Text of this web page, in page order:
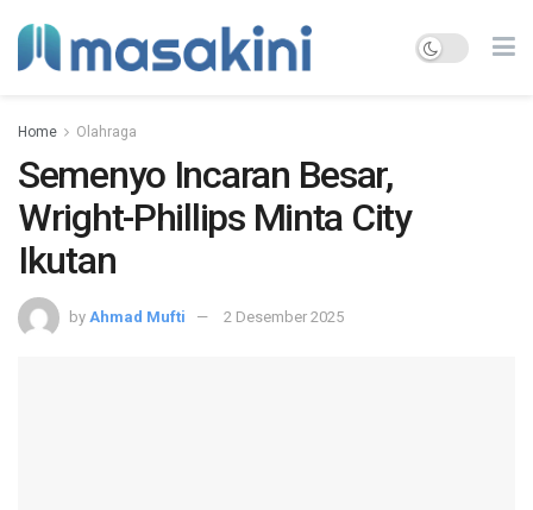
Home Olahraga
Semenyo Incaran Besar,
Wright-Phillips Minta City
Ikutan
by Ahmad Mufti 2 Desember 2025